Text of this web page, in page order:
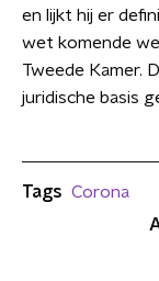
en lijkt hij er
wet komende
Tweede Kamer.
juridische basis
Tags Corona